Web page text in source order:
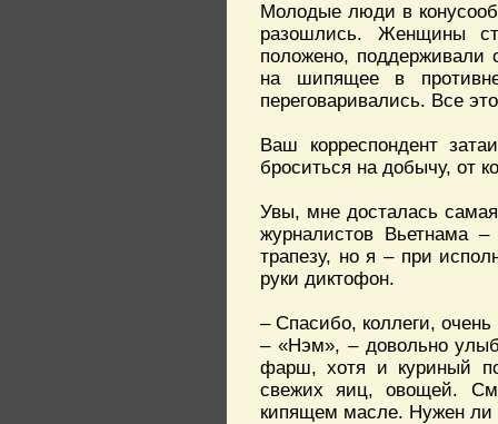
Молодые люди в
разошлись. Женщины
положено, поддерживали
на шипящее в
переговаривались. Все
Ваш корреспондент
броситься на добычу, от
Увы, мне досталась
журналистов Вьетнама
трапезу, но я – при
руки диктофон.
– Спасибо, коллеги,
– «Нэм», – довольно
фарш, хотя и куриный
свежих яиц, овощей.
кипящем масле. Нужен ли